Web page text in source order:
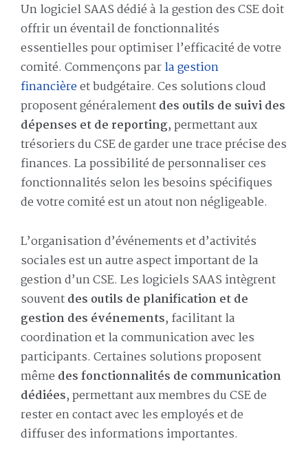
Un logiciel SAAS dédié à la gestion des CSE doit
offrir un éventail de fonctionnalités
essentielles pour optimiser l’efficacité de votre
comité. Commençons parla gestion
financièreet budgétaire. Ces solutions cloud
proposent généralementdes outils de suivi des
dépenses et de reporting, permettant aux
trésoriers du CSE de garder une trace précise des
finances. La possibilité de personnaliser ces
fonctionnalités selon les besoins spécifiques
de votre comité est un atout non négligeable.
L’organisation d’événements et d’activités
sociales est un autre aspect important de la
gestion d’un CSE. Les logiciels SAAS intègrent
souventdes outils de planification et de
gestion des événements, facilitant la
coordination et la communication avec les
participants. Certaines solutions proposent
même des fonctionnalités de communication
dédiées, permettant aux membres du CSE de
rester en contact avec les employés et de
diffuser des informations importantes.